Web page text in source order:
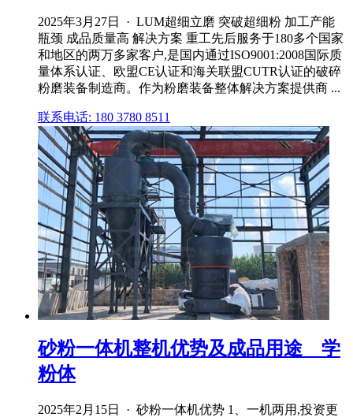
2025年3月27日 · LUM超细立磨 突破超细粉 加工产能
瓶颈 成品质量高 解决方案 重工先后服务于180多个国家
和地区的两万多家客户,是国内通过ISO9001:2008国际质
量体系认证、欧盟CE认证和海关联盟CUTR认证的破碎
粉磨装备制造商。作为粉磨装备整体解决方案提供商 ...
联系电话: 180 3780 8511
砂粉一体机整机优势及成品用途 _ 学
粉体
2025年2月15日 · 砂粉一体机优势 1、一机两用,投资更